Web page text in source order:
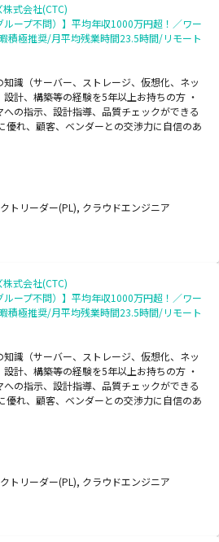
式会社(CTC)
ループ不問）】平均年収1000万円超！／ワー
積極推奨/月平均残業時間23.5時間/リモート
識（サーバー、ストレージ、仮想化、ネッ
計、構築等の経験を5年以上お持ちの方 ・
の指示、設計指導、品質チェックができる
優れ、顧客、ベンダーとの交渉力に自信のあ
トリーダー(PL), クラウドエンジニア
式会社(CTC)
ループ不問）】平均年収1000万円超！／ワー
積極推奨/月平均残業時間23.5時間/リモート
識（サーバー、ストレージ、仮想化、ネッ
計、構築等の経験を5年以上お持ちの方 ・
の指示、設計指導、品質チェックができる
優れ、顧客、ベンダーとの交渉力に自信のあ
トリーダー(PL), クラウドエンジニア